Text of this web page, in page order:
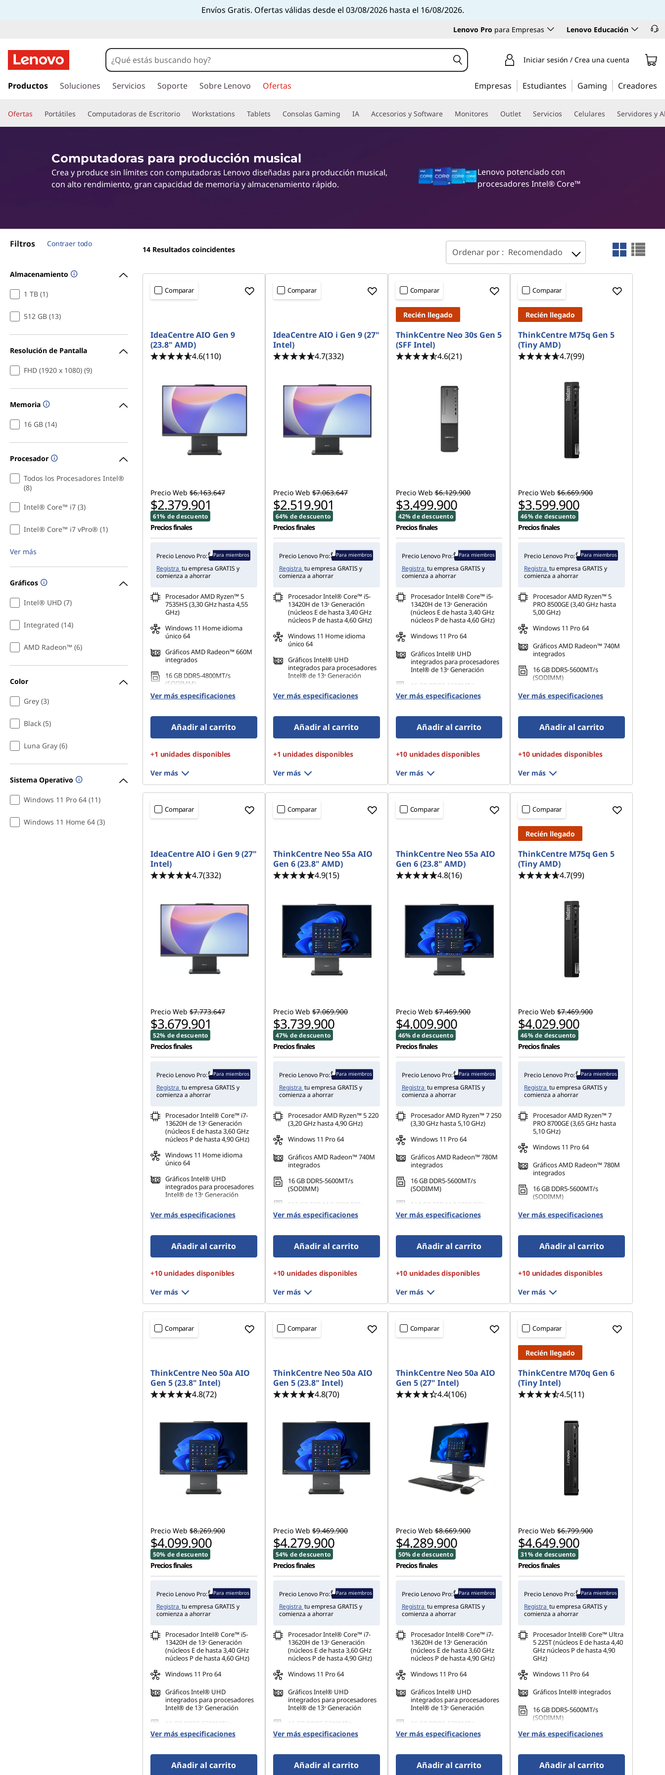
m
p
u
a
u
m
u
Envíos Gratis. Ofertas válidas desde el 03/08/2026 hasta el 16/08/2026.
Lenovo Pro para Empresas Lenovo Educación
r
c
o
r
n
a
Iniciar sesión / Crea una cuenta
Productos Soluciones Servicios Soporte Sobre Lenovo Ofertas Empresas Estudiantes Gaming Creadores
Ofertas Portátiles Computadoras de Escritorio Workstations Tablets Consolas Gaming IA Accesorios y Software Monitores Outlet Servicios Celulares Servidores y
Computadoras para producción musical
Crea y produce sin límites con computadoras Lenovo diseñadas para producción musical,
con alto rendimiento, gran capacidad de memoria y almacenamiento rápido.
Lenovo potenciado con
procesadores Intel® Core™
Filtros Contraer todo
Almacenamiento
1 TB (1)
512 GB (13)
Resolución de Pantalla
FHD (1920 x 1080) (9)
Memoria
16 GB (14)
Procesador
Todos los Procesadores Intel®
(8)
Intel® Core™ i7 (3)
Intel® Core™ i7 vPro® (1)
Ver más
Gráficos
Intel® UHD (7)
Integrated (14)
AMD Radeon™ (6)
Color
Grey (3)
Black (5)
Luna Gray (6)
Sistema Operativo
Windows 11 Pro 64 (11)
Windows 11 Home 64 (3)
14 Resultados coincidentes Ordenar por : Recomendado
Comparar
IdeaCentre AIO Gen 9
(23.8" AMD)
4.6(110)
Precio Web $6.163.647
$2.379.901
61% de descuento
Precios finales
Precio Lenovo Pro: Para miembros
Registra tu empresa GRATIS y
comienza a ahorrar
Procesador AMD Ryzen™ 5
7535HS (3,30 GHz hasta 4,55
GHz)
Windows 11 Home idioma
único 64
Gráficos AMD Radeon™ 660M
integrados
16 GB DDR5-4800MT/s
(SODIMM)
512 GB SSD M.2 2280 PCIe
Ver más especificaciones
Añadir al carrito
+1 unidades disponibles
Ver más
Comparar
IdeaCentre AIO i Gen 9 (27"
Intel)
4.7(332)
Precio Web $7.063.647
$2.519.901
64% de descuento
Precios finales
Precio Lenovo Pro: Para miembros
Registra tu empresa GRATIS y
comienza a ahorrar
Procesador Intel® Core™ i5-
13420H de 13ᵃ Generación
(núcleos E de hasta 3,40 GHz
núcleos P de hasta 4,60 GHz)
Windows 11 Home idioma
único 64
Gráficos Intel® UHD
integrados para procesadores
Intel® de 13ᵃ Generación
16 GB DDR5-5200MT/s
(SODIMM)
512 GB SSD M.2 2280 PCIe
Gen4 TLC
Ver más especificaciones
Añadir al carrito
+1 unidades disponibles
Ver más
Comparar
Recién llegado
ThinkCentre Neo 30s Gen 5
(SFF Intel)
4.6(21)
Precio Web $6.129.900
$3.499.900
42% de descuento
Precios finales
Precio Lenovo Pro: Para miembros
Registra tu empresa GRATIS y
comienza a ahorrar
Procesador Intel® Core™ i5-
13420H de 13ᵃ Generación
(núcleos E de hasta 3,40 GHz
núcleos P de hasta 4,60 GHz)
Windows 11 Pro 64
Gráficos Intel® UHD
integrados para procesadores
Intel® de 13ᵃ Generación
16 GB DDR5-5600MT/s
(SODIMM)(2 x 8 GB)
Gen4 QLC
Ver más especificaciones
Añadir al carrito
+10 unidades disponibles
Ver más
Comparar
Recién llegado
ThinkCentre M75q Gen 5
(Tiny AMD)
4.7(99)
Precio Web $6.669.900
$3.599.900
46% de descuento
Precios finales
Precio Lenovo Pro: Para miembros
Registra tu empresa GRATIS y
comienza a ahorrar
Procesador AMD Ryzen™ 5
PRO 8500GE (3,40 GHz hasta
5,00 GHz)
Windows 11 Pro 64
Gráficos AMD Radeon™ 740M
integrados
16 GB DDR5-5600MT/s
(SODIMM)
512 GB SSD M.2 2280 PCIe
Gen4 TLC Opal
Ver más especificaciones
Añadir al carrito
+10 unidades disponibles
Ver más
Comparar
IdeaCentre AIO i Gen 9 (27"
Intel)
4.7(332)
Precio Web $7.773.647
$3.679.901
52% de descuento
Precios finales
Precio Lenovo Pro: Para miembros
Registra tu empresa GRATIS y
comienza a ahorrar
Procesador Intel® Core™ i7-
13620H de 13ᵃ Generación
(núcleos E de hasta 3,60 GHz
núcleos P de hasta 4,90 GHz)
Windows 11 Home idioma
único 64
Gráficos Intel® UHD
integrados para procesadores
Intel® de 13ᵃ Generación
16 GB DDR5-5200MT/s
(SODIMM)
512 GB SSD M.2 2280 PCIe
Gen4 TLC
Ver más especificaciones
Añadir al carrito
+10 unidades disponibles
Ver más
Comparar
ThinkCentre Neo 55a AIO
Gen 6 (23.8" AMD)
4.9(15)
Precio Web $7.069.900
$3.739.900
47% de descuento
Precios finales
Precio Lenovo Pro: Para miembros
Registra tu empresa GRATIS y
comienza a ahorrar
Procesador AMD Ryzen™ 5 220
(3,20 GHz hasta 4,90 GHz)
Windows 11 Pro 64
Gráficos AMD Radeon™ 740M
integrados
16 GB DDR5-5600MT/s
(SODIMM)
512 GB SSD M.2 2280 PCIe
Gen4 QLC
Ver más especificaciones
Añadir al carrito
+10 unidades disponibles
Ver más
Comparar
ThinkCentre Neo 55a AIO
Gen 6 (23.8" AMD)
4.8(16)
Precio Web $7.469.900
$4.009.900
46% de descuento
Precios finales
Precio Lenovo Pro: Para miembros
Registra tu empresa GRATIS y
comienza a ahorrar
Procesador AMD Ryzen™ 7 250
(3,30 GHz hasta 5,10 GHz)
Windows 11 Pro 64
Gráficos AMD Radeon™ 780M
integrados
16 GB DDR5-5600MT/s
(SODIMM)
512 GB SSD M.2 2280 PCIe
Gen4 QLC
Ver más especificaciones
Añadir al carrito
+10 unidades disponibles
Ver más
Comparar
Recién llegado
ThinkCentre M75q Gen 5
(Tiny AMD)
4.7(99)
Precio Web $7.469.900
$4.029.900
46% de descuento
Precios finales
Precio Lenovo Pro: Para miembros
Registra tu empresa GRATIS y
comienza a ahorrar
Procesador AMD Ryzen™ 7
PRO 8700GE (3,65 GHz hasta
5,10 GHz)
Windows 11 Pro 64
Gráficos AMD Radeon™ 780M
integrados
16 GB DDR5-5600MT/s
(SODIMM)
512 GB SSD M.2 2280 PCIe
Gen4 TLC Opal
Ver más especificaciones
Añadir al carrito
+10 unidades disponibles
Ver más
Comparar
ThinkCentre Neo 50a AIO
Gen 5 (23.8" Intel)
4.8(72)
Precio Web $8.269.900
$4.099.900
50% de descuento
Precios finales
Precio Lenovo Pro: Para miembros
Registra tu empresa GRATIS y
comienza a ahorrar
Procesador Intel® Core™ i5-
13420H de 13ᵃ Generación
(núcleos E de hasta 3,40 GHz
núcleos P de hasta 4,60 GHz)
Windows 11 Pro 64
Gráficos Intel® UHD
integrados para procesadores
Intel® de 13ᵃ Generación
16 GB DDR5-5200MT/s
(SODIMM)(2 x 8 GB)
Gen4 QLC
Ver más especificaciones
Añadir al carrito
Comparar
ThinkCentre Neo 50a AIO
Gen 5 (23.8" Intel)
4.8(70)
Precio Web $9.469.900
$4.279.900
54% de descuento
Precios finales
Precio Lenovo Pro: Para miembros
Registra tu empresa GRATIS y
comienza a ahorrar
Procesador Intel® Core™ i7-
13620H de 13ᵃ Generación
(núcleos E de hasta 3,60 GHz
núcleos P de hasta 4,90 GHz)
Windows 11 Pro 64
Gráficos Intel® UHD
integrados para procesadores
Intel® de 13ᵃ Generación
16 GB DDR5-5200MT/s
(SODIMM)(2 x 8 GB)
TLC Opal
Ver más especificaciones
Añadir al carrito
Comparar
ThinkCentre Neo 50a AIO
Gen 5 (27" Intel)
4.4(106)
Precio Web $8.669.900
$4.289.900
50% de descuento
Precios finales
Precio Lenovo Pro: Para miembros
Registra tu empresa GRATIS y
comienza a ahorrar
Procesador Intel® Core™ i7-
13620H de 13ᵃ Generación
(núcleos E de hasta 3,60 GHz
núcleos P de hasta 4,90 GHz)
Windows 11 Pro 64
Gráficos Intel® UHD
integrados para procesadores
Intel® de 13ᵃ Generación
16 GB DDR5-5200MT/s
(SODIMM)(2 x 8 GB)
Gen4 QLC
Ver más especificaciones
Añadir al carrito
Comparar
Recién llegado
ThinkCentre M70q Gen 6
(Tiny Intel)
4.5(11)
Precio Web $6.799.900
$4.649.900
31% de descuento
Precios finales
Precio Lenovo Pro: Para miembros
Registra tu empresa GRATIS y
comienza a ahorrar
Procesador Intel® Core™ Ultra
5 225T (núcleos E de hasta 4,40
GHz núcleos P de hasta 4,90
GHz)
Windows 11 Pro 64
Gráficos Intel® integrados
16 GB DDR5-5600MT/s
(SODIMM)
512 GB SSD M.2 2280 PCIe
Gen4 TLC Opal
Ver más especificaciones
Añadir al carrito